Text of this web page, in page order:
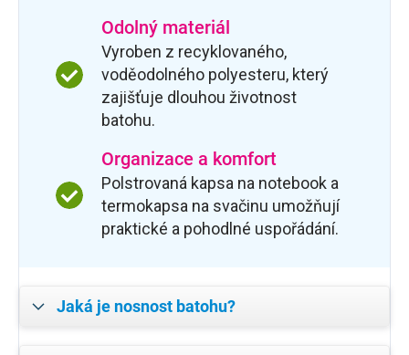
Odolný materiál
Vyroben z recyklovaného,
voděodolného polyesteru, který
zajišťuje dlouhou životnost
batohu.
Organizace a komfort
Polstrovaná kapsa na notebook a
termokapsa na svačinu umožňují
praktické a pohodlné uspořádání.
Jaká je nosnost batohu?